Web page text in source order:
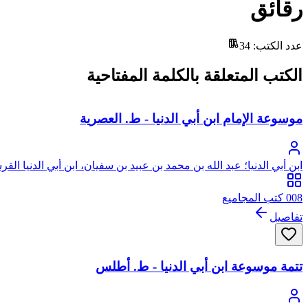
رقائق
عدد الكتب:
34
الكتب المتعلقة بالكلمة المفتاحية
موسوعة الإمام ابن أبي الدنيا - ط. العصرية
ابن أبي الدنيا؛ عبد الله بن محمد بن عبيد بن سفيان، ابن أبي الدنيا
008 كتب المجاميع
تفاصيل
تتمة موسوعة ابن أبي الدنيا - ط. أطلس